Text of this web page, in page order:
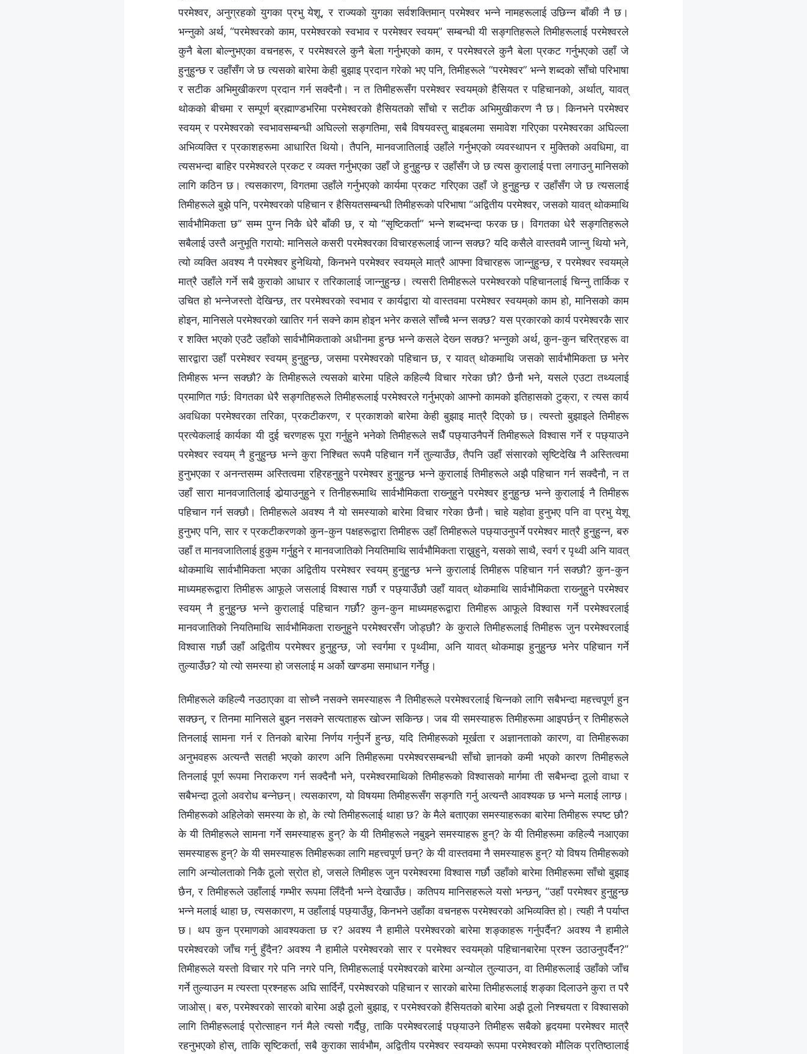
परमेश्‍वर, अनुग्रहको युगका प्रभु येशू, र राज्यको युगका सर्वशक्तिमान्‌ परमेश्‍वर भन्‍ने नामहरूलाई उछिन्‍न बाँकी नै छ।
भन्‍नुको अर्थ, “परमेश्‍वरको काम, परमेश्‍वरको स्वभाव र परमेश्‍वर स्वयम्” सम्‍बन्धी यी सङ्गतिहरूले तिमीहरूलाई परमेश्‍वरले
कुनै बेला बोल्‍नुभएका वचनहरू, र परमेश्‍वरले कुनै बेला गर्नुभएको काम, र परमेश्‍वरले कुनै बेला प्रकट गर्नुभएको उहाँ जे
हुनुहुन्छ र उहाँसँग जे छ त्यसको बारेमा केही बुझाइ प्रदान गरेको भए पनि, तिमीहरूले “परमेश्‍वर” भन्‍ने शब्‍दको साँचो परिभाषा
र सटीक अभिमुखीकरण प्रदान गर्न सक्दैनौ। न त तिमीहरूसँग परमेश्‍वर स्वयम्‌को हैसियत र पहिचानको, अर्थात्, यावत्
थोकको बीचमा र सम्पूर्ण ब्रह्माण्डभरिमा परमेश्‍वरको हैसियतको साँचो र सटीक अभिमुखीकरण नै छ। किनभने परमेश्‍वर
स्वयम्‌ र परमेश्‍वरको स्वभावसम्‍बन्धी अघिल्‍लो सङ्गतिमा, सबै विषयवस्तु बाइबलमा समावेश गरिएका परमेश्‍वरका अघिल्‍ला
अभिव्यक्ति र प्रकाशहरूमा आधारित थियो। तैपनि, मानवजातिलाई उहाँले गर्नुभएको व्यवस्थापन र मुक्तिको अवधिमा, वा
त्यसभन्दा बाहिर परमेश्‍वरले प्रकट र व्यक्त गर्नुभएका उहाँ जे हुनुहुन्छ र उहाँसँग जे छ त्यस कुरालाई पत्ता लगाउनु मानिसको
लागि कठिन छ। त्यसकारण, विगतमा उहाँले गर्नुभएको कार्यमा प्रकट गरिएका उहाँ जे हुनुहुन्छ र उहाँसँग जे छ त्यसलाई
तिमीहरूले बुझे पनि, परमेश्‍वरको पहिचान र हैसियतसम्‍बन्धी तिमीहरूको परिभाषा “अद्वितीय परमेश्‍वर, जसको यावत् थोकमाथि
सार्वभौमिकता छ” सम्‍म पुग्‍न निकै धेरै बाँकी छ, र यो “सृष्टिकर्ता” भन्‍ने शब्‍दभन्दा फरक छ। विगतका धेरै सङ्गतिहरूले
सबैलाई उस्तै अनुभूति गरायो: मानिसले कसरी परमेश्‍वरका विचारहरूलाई जान्‍न सक्छ? यदि कसैले वास्तवमै जान्‍नु थियो भने,
त्यो व्यक्ति अवश्य नै परमेश्‍वर हुनेथियो, किनभने परमेश्‍वर स्‍वयम्‌ले मात्रै आफ्‍ना विचारहरू जान्‍नुहुन्छ, र परमेश्‍वर स्‍वयम्‌ले
मात्रै उहाँले गर्ने सबै कुराको आधार र तरिकालाई जान्‍नुहुन्छ। त्यसरी तिमीहरूले परमेश्‍वरको पहिचानलाई चिन्नु तार्किक र
उचित हो भन्‍नेजस्तो देखिन्छ, तर परमेश्‍वरको स्वभाव र कार्यद्वारा यो वास्तवमा परमेश्‍वर स्वयम्‌को काम हो, मानिसको काम
होइन, मानिसले परमेश्‍वरको खातिर गर्न सक्‍ने काम होइन भनेर कसले साँच्‍चै भन्‍न सक्छ? यस प्रकारको कार्य परमेश्‍वरकै सार
र शक्ति भएको एउटै उहाँको सार्वभौमिकताको अधीनमा हुन्छ भन्‍ने कसले देख्‍न सक्छ? भन्‍नुको अर्थ, कुन-कुन चरित्रहरू वा
सारद्वारा उहाँ परमेश्‍वर स्वयम् हुनुहुन्छ, जसमा परमेश्‍वरको पहिचान छ, र यावत् थोकमाथि जसको सार्वभौमिकता छ भनेर
तिमीहरू भन्‍न सक्छौ? के तिमीहरूले त्यसको बारेमा पहिले कहिल्यै विचार गरेका छौ? छैनौ भने, यसले एउटा तथ्यलाई
प्रमाणित गर्छ: विगतका धेरै सङ्गतिहरूले तिमीहरूलाई परमेश्‍वरले गर्नुभएको आफ्‍नो कामको इतिहासको टुक्रा, र त्यस कार्य
अवधिका परमेश्‍वरका तरिका, प्रकटीकरण, र प्रकाशको बारेमा केही बुझाइ मात्रै दिएको छ। त्यस्तो बुझाइले तिमीहरू
प्रत्येकलाई कार्यका यी दुई चरणहरू पूरा गर्नुहुने भनेको तिमीहरूले सधैँ पछ्याउनैपर्ने तिमीहरूले विश्‍वास गर्ने र पछ्याउने
परमेश्‍वर स्वयम्‌ नै हुनुहुन्छ भन्‍ने कुरा निश्‍चित रूपमै पहिचान गर्ने तुल्याउँछ, तैपनि उहाँ संसारको सृष्टिदेखि नै अस्तित्वमा
हुनुभएका र अनन्तसम्‍म अस्तित्वमा रहिरहनुहुने परमेश्‍वर हुनुहुन्छ भन्‍ने कुरालाई तिमीहरूले अझै पहिचान गर्न सक्दैनौ, न त
उहाँ सारा मानवजातिलाई डोर्‍याउनुहुने र तिनीहरूमाथि सार्वभौमिकता राख्‍नुहुने परमेश्‍वर हुनुहुन्छ भन्‍ने कुरालाई नै तिमीहरू
पहिचान गर्न सक्छौ। तिमीहरूले अवश्य नै यो समस्याको बारेमा विचार गरेका छैनौ। चाहे यहोवा हुनुभए पनि वा प्रभु येशू
हुनुभए पनि, सार र प्रकटीकरणको कुन-कुन पक्षहरूद्वारा तिमीहरू उहाँ तिमीहरूले पछ्याउनुपर्ने परमेश्‍वर मात्रै हुनुहुन्‍न, बरु
उहाँ त मानवजातिलाई हुकुम गर्नुहुने र मानवजातिको नियतिमाथि सार्वभौमिकता राख्नुहुने, यसको साथै, स्वर्ग र पृथ्वी अनि यावत्
थोकमाथि सार्वभौमिकता भएका अद्वितीय परमेश्‍वर स्वयम्‌ हुनुहुन्छ भन्‍ने कुरालाई तिमीहरू पहिचान गर्न सक्छौ? कुन-कुन
माध्यमहरूद्वारा तिमीहरू आफूले जसलाई विश्‍वास गर्छौ र पछ्याउँछौ उहाँ यावत् थोकमाथि सार्वभौमिकता राख्‍नुहुने परमेश्‍वर
स्वयम्‌ नै हुनुहुन्छ भन्‍ने कुरालाई पहिचान गर्छौ? कुन-कुन माध्यमहरूद्वारा तिमीहरू आफूले विश्‍वास गर्ने परमेश्‍वरलाई
मानवजातिको नियतिमाथि सार्वभौमिकता राख्‍नुहुने परमेश्‍वरसँग जोड्छौ? के कुराले तिमीहरूलाई तिमीहरू जुन परमेश्‍वरलाई
विश्‍वास गर्छौ उहाँ अद्वितीय परमेश्‍वर हुनुहुन्छ, जो स्वर्गमा र पृथ्वीमा, अनि यावत् थोकमाझ हुनुहुन्छ भनेर पहिचान गर्ने
तुल्याउँछ? यो त्यो समस्या हो जसलाई म अर्को खण्डमा समाधान गर्नेछु।
तिमीहरूले कहिल्यै नउठाएका वा सोच्‍नै नसक्‍ने समस्याहरू नै तिमीहरूले परमेश्‍वरलाई चिन्‍नको लागि सबैभन्दा महत्त्वपूर्ण हुन
सक्छन्, र तिनमा मानिसले बुझ्‍न नसक्ने सत्यताहरू खोज्‍न सकिन्छ। जब यी समस्याहरू तिमीहरूमा आइपर्छन् र तिमीहरूले
तिनलाई सामना गर्न र तिनको बारेमा निर्णय गर्नुपर्ने हुन्छ, यदि तिमीहरूको मूर्खता र अज्ञानताको कारण, वा तिमीहरूका
अनुभवहरू अत्यन्तै सतही भएको कारण अनि तिमीहरूमा परमेश्‍वरसम्‍बन्धी साँचो ज्ञानको कमी भएको कारण तिमीहरूले
तिनलाई पूर्ण रूपमा निराकरण गर्न सक्दैनौ भने, परमेश्‍वरमाथिको तिमीहरूको विश्‍वासको मार्गमा ती सबैभन्दा ठूलो वाधा र
सबैभन्दा ठूलो अवरोध बन्‍नेछन्। त्यसकारण, यो विषयमा तिमीहरूसँग सङ्गति गर्नु अत्यन्तै आवश्यक छ भन्‍ने मलाई लाग्छ।
तिमीहरूको अहिलेको समस्या के हो, के त्यो तिमीहरूलाई थाहा छ? के मैले बताएका समस्याहरूका बारेमा तिमीहरू स्पष्ट छौ?
के यी तिमीहरूले सामना गर्ने समस्याहरू हुन्? के यी तिमीहरूले नबुझ्‍ने समस्याहरू हुन्? के यी तिमीहरूमा कहिल्यै नआएका
समस्याहरू हुन्? के यी समस्याहरू तिमीहरूका लागि महत्त्वपूर्ण छन्? के यी वास्तवमा नै समस्याहरू हुन्? यो विषय तिमीहरूको
लागि अन्योलताको निकै ठूलो स्रोत हो, जसले तिमीहरू जुन परमेश्‍वरमा विश्‍वास गर्छौ उहाँको बारेमा तिमीहरूमा साँचो बुझाइ
छैन, र तिमीहरूले उहाँलाई गम्‍भीर रूपमा लिँदैनौ भन्‍ने देखाउँछ। कतिपय मानिसहरूले यसो भन्छन्, “उहाँ परमेश्‍वर हुनुहुन्छ
भन्‍ने मलाई थाहा छ, त्यसकारण, म उहाँलाई पछ्याउँछु, किनभने उहाँका वचनहरू परमेश्‍वरको अभिव्यक्ति हो। त्यही नै पर्याप्त
छ। थप कुन प्रमाणको आवश्यकता छ र? अवश्य नै हामीले परमेश्‍वरको बारेमा शङ्‍काहरू गर्नुपर्दैन? अवश्य नै हामीले
परमेश्‍वरको जाँच गर्नु हुँदैन? अवश्य नै हामीले परमेश्‍वरको सार र परमेश्‍वर स्वयम्‌को पहिचानबारेमा प्रश्‍न उठाउनुपर्दैन?”
तिमीहरूले यस्तो विचार गरे पनि नगरे पनि, तिमीहरूलाई परमेश्‍वरको बारेमा अन्योल तुल्याउन, वा तिमीहरूलाई उहाँको जाँच
गर्ने तुल्याउन म त्यस्ता प्रश्‍नहरू अघि सार्दिनँ, परमेश्‍वरको पहिचान र सारको बारेमा तिमीहरूलाई शङ्‍का दिलाउने कुरा त परै
जाओस्। बरु, परमेश्‍वरको सारको बारेमा अझै ठूलो बुझाइ, र परमेश्‍वरको हैसियतको बारेमा अझै ठूलो निश्‍चयता र विश्‍वासको
लागि तिमीहरूलाई प्रोत्साहन गर्न मैले त्यसो गर्दैछु, ताकि परमेश्‍वरलाई पछ्याउने तिमीहरू सबैको हृदयमा परमेश्‍वर मात्रै
रहनुभएको होस्, ताकि सृष्टिकर्ता, सबै कुराका सार्वभौम, अद्वितीय परमेश्‍वर स्वयम्को रूपमा परमेश्‍वरको मौलिक प्रतिष्ठालाई